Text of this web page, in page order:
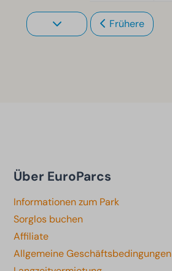
Frühere
Über EuroParcs
Informationen zum Park
Sorglos buchen
Affiliate
Allgemeine Geschäftsbedingungen